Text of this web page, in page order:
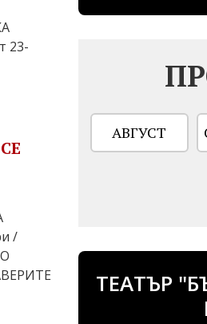
23-
/
АВГУСТ
ТЕАТЪР